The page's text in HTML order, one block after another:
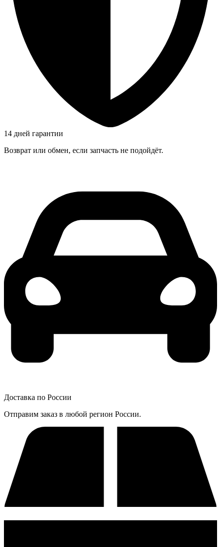
14 дней гарантии
Возврат или обмен, если запчасть не подойдёт.
Доставка по России
Отправим заказ в любой регион России.